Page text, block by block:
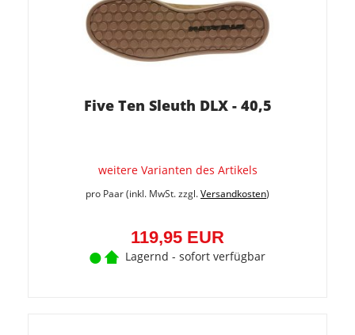
Five Ten Sleuth DLX - 40,5
weitere Varianten des Artikels
pro Paar (inkl. MwSt. zzgl.Versandkosten)
119,95 EUR
Lagernd - sofort verfügbar